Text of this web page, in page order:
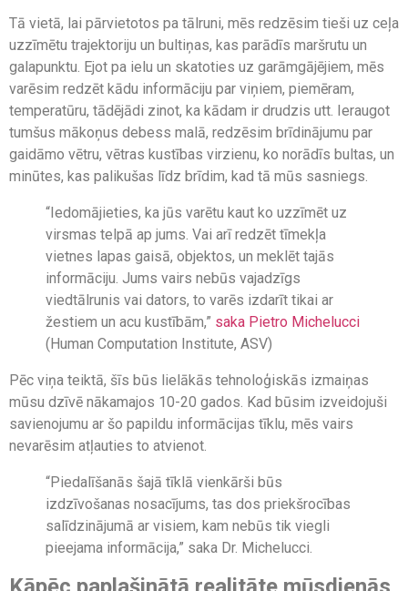
Tā vietā, lai pārvietotos pa tālruni, mēs redzēsim tieši uz ceļa
uzzīmētu trajektoriju un bultiņas, kas parādīs maršrutu un
galapunktu. Ejot pa ielu un skatoties uz garāmgājējiem, mēs
varēsim redzēt kādu informāciju par viņiem, piemēram,
temperatūru, tādējādi zinot, ka kādam ir drudzis utt. Ieraugot
tumšus mākoņus debess malā, redzēsim brīdinājumu par
gaidāmo vētru, vētras kustības virzienu, ko norādīs bultas, un
minūtes, kas palikušas līdz brīdim, kad tā mūs sasniegs.
“Iedomājieties, ka jūs varētu kaut ko uzzīmēt uz
virsmas telpā ap jums. Vai arī redzēt tīmekļa
vietnes lapas gaisā, objektos, un meklēt tajās
informāciju. Jums vairs nebūs vajadzīgs
viedtālrunis vai dators, to varēs izdarīt tikai ar
žestiem un acu kustībām,” saka Pietro Michelucci
(Human Computation Institute, ASV)
Pēc viņa teiktā, šīs būs lielākās tehnoloģiskās izmaiņas
mūsu dzīvē nākamajos 10-20 gados. Kad būsim izveidojuši
savienojumu ar šo papildu informācijas tīklu, mēs vairs
nevarēsim atļauties to atvienot.
“Piedalīšanās šajā tīklā vienkārši būs
izdzīvošanas nosacījums, tas dos priekšrocības
salīdzinājumā ar visiem, kam nebūs tik viegli
pieejama informācija,” saka Dr. Michelucci.